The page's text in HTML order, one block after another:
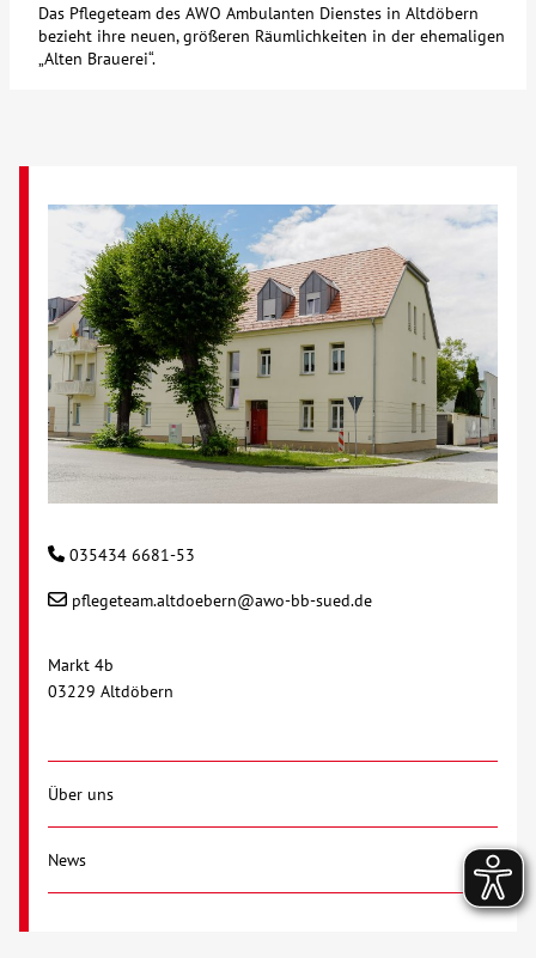
Das Pflegeteam des AWO Ambulanten Dienstes in Altdöbern
bezieht ihre neuen, größeren Räumlichkeiten in der ehemaligen
„Alten Brauerei“.
035434 6681-53
pflegeteam.altdoebern@awo-bb-sued.de
Markt 4b
03229 Altdöbern
Über uns
News